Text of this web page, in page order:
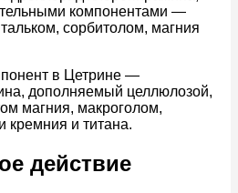
компонентами —
сорбитолом, магния
в Цетрине —
дополняемый целлюлозой,
магния, макроголом,
кремния и титана.
действие